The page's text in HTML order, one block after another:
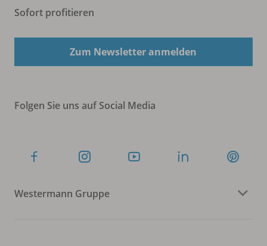
Sofort profitieren
Zum Newsletter anmelden
Folgen Sie uns auf Social Media
Westermann Gruppe